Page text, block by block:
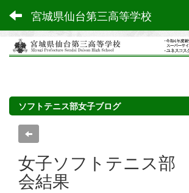
宮城県仙台第三高等学校
ソフトテニス部女子ブログ
女子ソフトテニス部
会結果